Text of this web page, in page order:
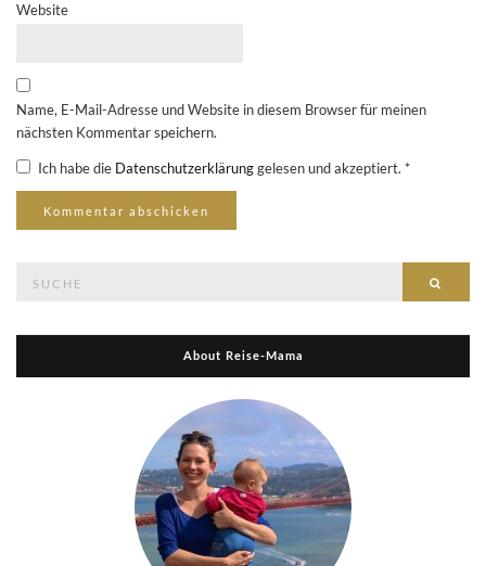
Website
Name, E-Mail-Adresse und Website in diesem Browser für meinen
nächsten Kommentar speichern.
Ich habe die Datenschutzerklärunggelesen und akzeptiert. *
About Reise-Mama